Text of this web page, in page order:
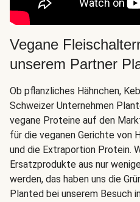
Vegane
unserem Partner
Ob pflanzliches Hähnchen,
Schweizer Unternehmen
vegane Proteine auf den
für die veganen Gerichte von
und die Extraportion Protein.
Ersatzprodukte aus nur
werden, das haben uns die
Planted bei unserem Besuch